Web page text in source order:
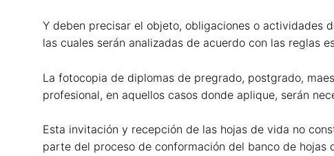
Y deben precisar el objeto, obligaciones o actividades
las cuales serán analizadas de acuerdo con las reglas
La fotocopia de diplomas de pregrado, postgrado,
profesional, en aquellos casos donde aplique, serán
Esta invitación y recepción de las hojas de vida no
parte del proceso de conformación del banco de